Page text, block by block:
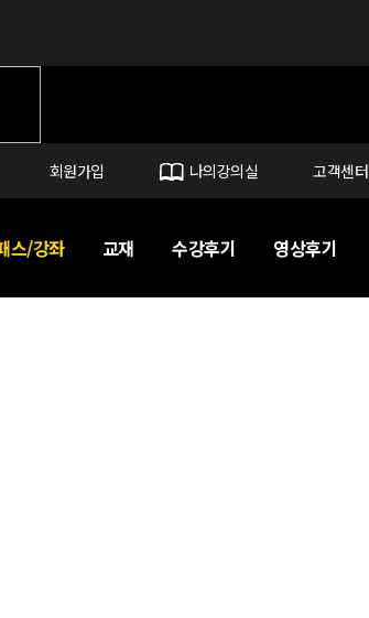
회원가입 나의강의실 고객센터
스/강좌 교재 수강후기 영상후기